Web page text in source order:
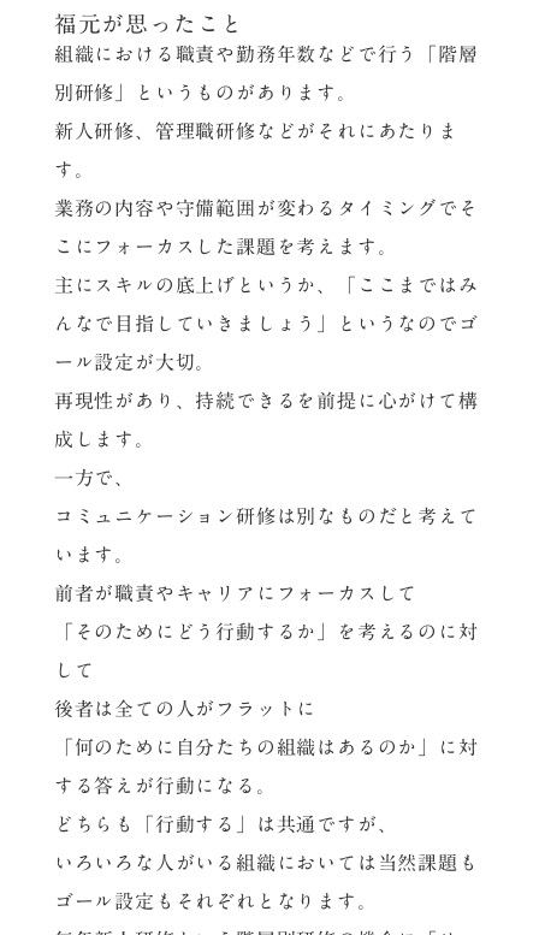
福元が思ったこと
組織における職責や勤務年数などで行う「階層
別研修」というものがあります。
新人研修、管理職研修などがそれにあたりま
す。
業務の内容や守備範囲が変わるタイミングでそ
こにフォーカスした課題を考えます。
主にスキルの底上げというか、「ここまではみ
んなで目指していきましょう」というなのでゴ
ール設定が大切。
再現性があり、持続できるを前提に心がけて構
成します。
一方で、
コミュニケーション研修は別なものだと考えて
います。
前者が職責やキャリアにフォーカスして
「そのためにどう行動するか」を考えるのに対
して
後者は全ての人がフラットに
「何のために自分たちの組織はあるのか」に対
する答えが行動になる。
どちらも「行動する」は共通ですが、
いろいろな人がいる組織においては当然課題も
ゴール設定もそれぞれとなります。